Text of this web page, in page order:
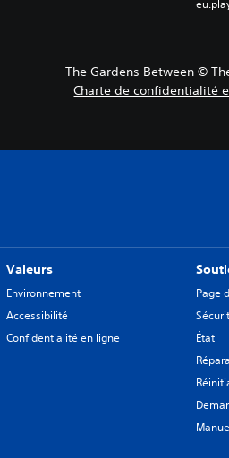
The Gardens Between ©
Charte de confidentialité
Valeurs
Environnement
Accessibilité
Confidentialité en ligne
Page
État